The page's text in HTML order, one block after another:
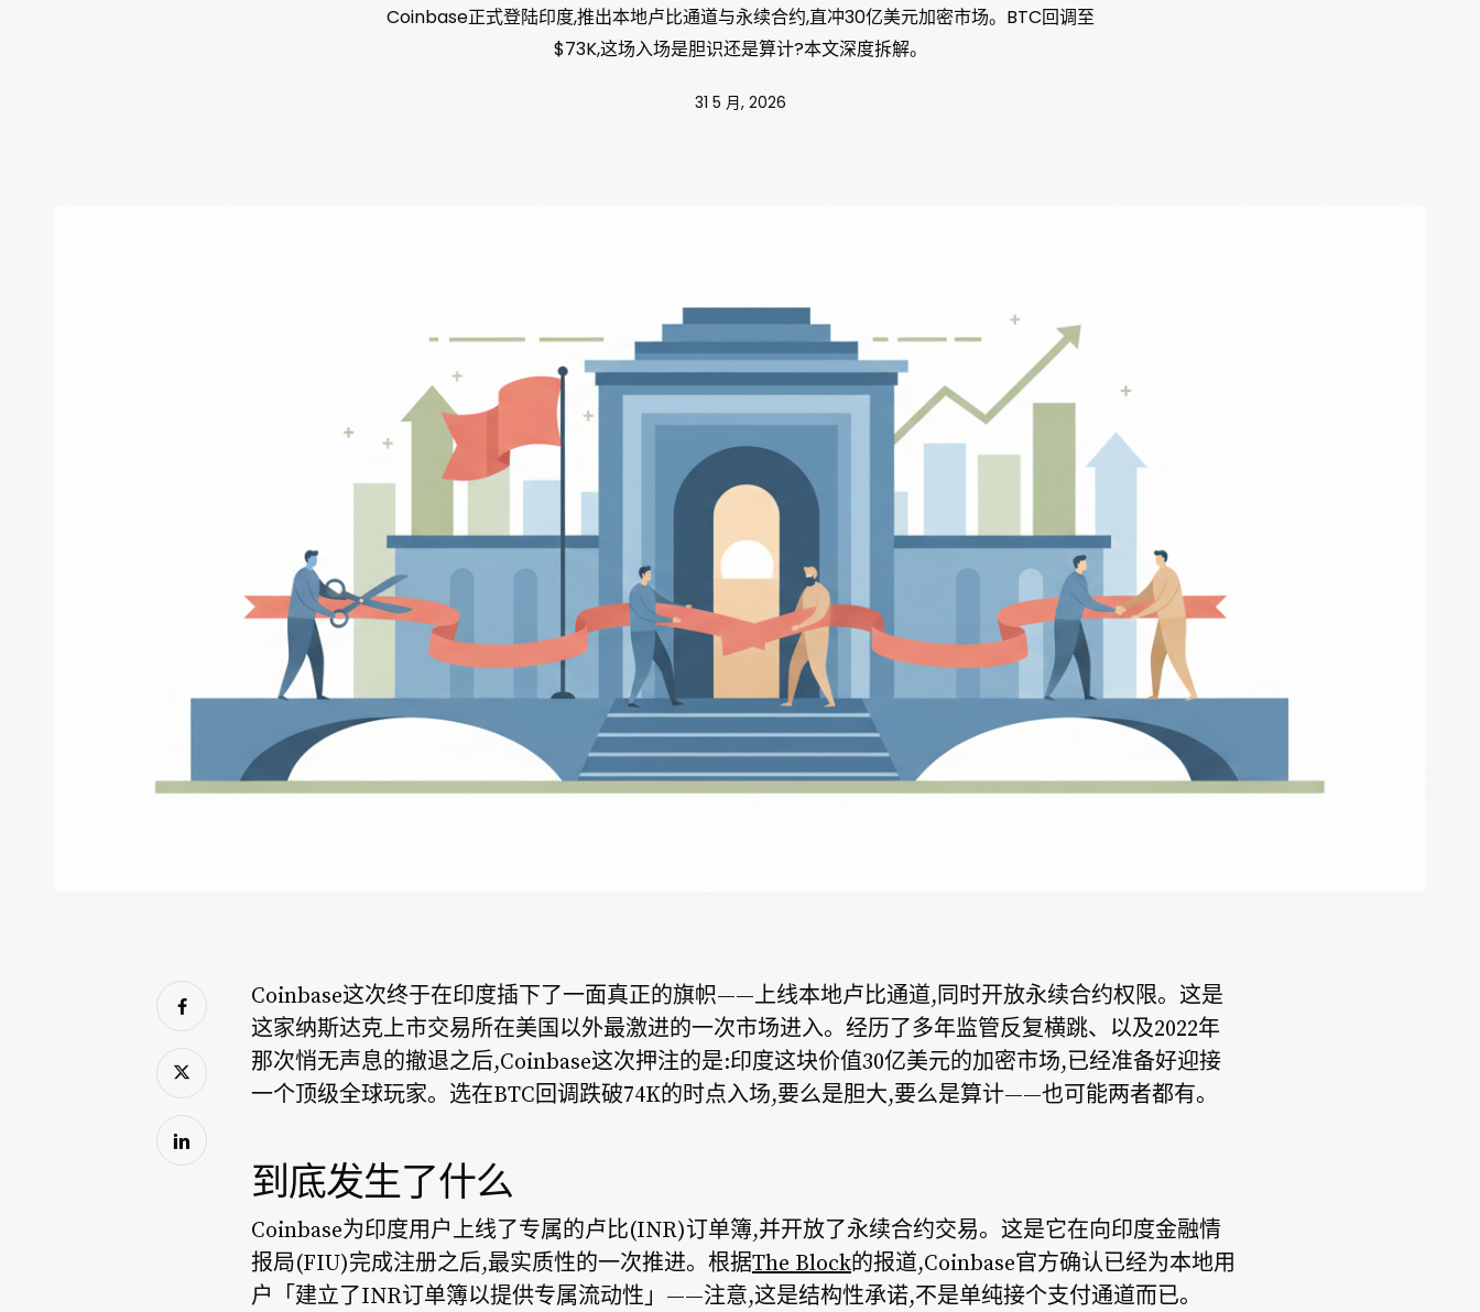
Coinbase正式登陆印度,推出本地卢比通道与永续合约,直冲30亿美元加密市场。BTC回调至
$73K,这场入场是胆识还是算计?本文深度拆解。
31 5 月, 2026
Coinbase这次终于在印度插下了一面真正的旗帜——上线本地卢比通道,同时开放永续合约权限。这是
这家纳斯达克上市交易所在美国以外最激进的一次市场进入。经历了多年监管反复横跳、以及2022年
那次悄无声息的撤退之后,Coinbase这次押注的是:印度这块价值30亿美元的加密市场,已经准备好迎接
一个顶级全球玩家。选在BTC回调跌破74K的时点入场,要么是胆大,要么是算计——也可能两者都有。
到底发生了什么
Coinbase为印度用户上线了专属的卢比(INR)订单簿,并开放了永续合约交易。这是它在向印度金融情
报局(FIU)完成注册之后,最实质性的一次推进。根据The Block的报道,Coinbase官方确认已经为本地用
户「建立了INR订单簿以提供专属流动性」——注意,这是结构性承诺,不是单纯接个支付通道而已。